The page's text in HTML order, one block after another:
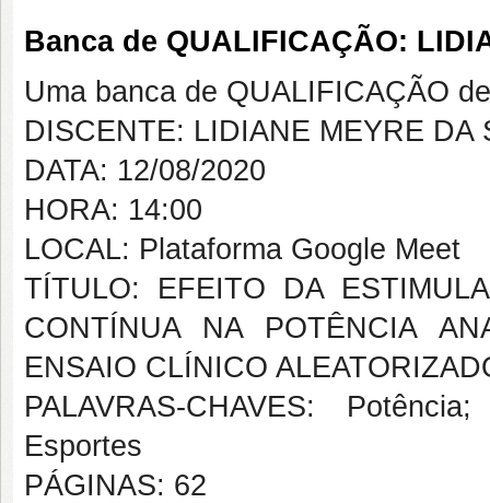
Banca de QUALIFICAÇÃO:
Uma banca de QUALIFICAÇÃO
DISCENTE: LIDIANE MEYRE DA
DATA: 12/08/2020
HORA: 14:00
LOCAL: Plataforma Google Meet
TÍTULO: EFEITO DA
CONTÍNUA NA POTÊNCIA
ENSAIO CLÍNICO
PALAVRAS-CHAVES:
Esportes
PÁGINAS: 62